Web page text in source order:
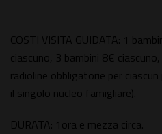
COSTI VISITA GUIDATA: 1
ciascuno, 3 bambini 8€
radioline obbligatorie per
il singolo nucleo famigliare).
DURATA: 1ora e mezza circa.